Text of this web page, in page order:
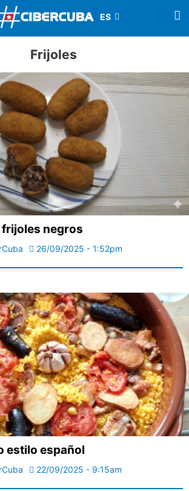
Frijoles
negros
26/09/2025 - 1:52pm
estilo español
22/09/2025 - 9:15am